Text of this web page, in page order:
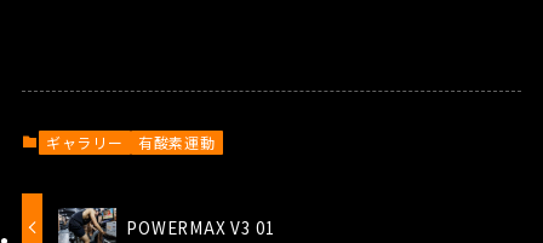
ギャラリー 有酸素運動
POWERMAX V3 01